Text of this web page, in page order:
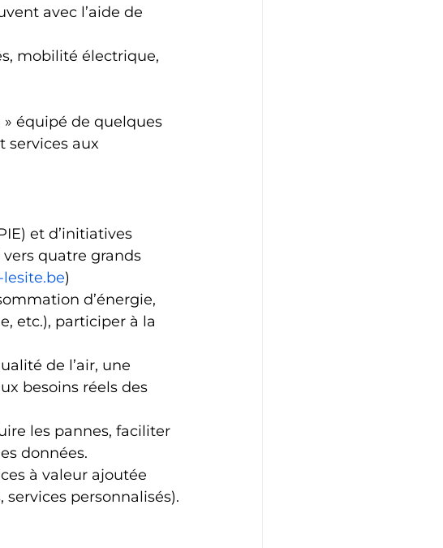
avec l’aide de
mobilité électrique,
» équipé de quelques
services aux
et d’initiatives
quatre grands
)
d’énergie,
etc.), participer à la
de l’air, une
besoins réels des
les pannes, faciliter
données.
à valeur ajoutée
personnalisés).